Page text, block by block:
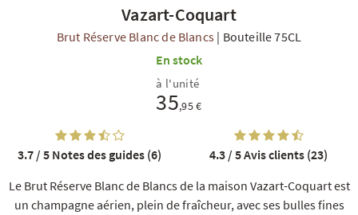
NOS COFFRETS DÉCOUVERTES NOS MEILLEURES VENTES
Vazart-Coquart
Brut Réserve Blanc de Blancs | Bouteille 75CL
En stock
Le Brut Réserve Blanc de Blancs de la maison Vazart-Coquart est
un champagne aérien, plein de fraîcheur, avec ses bulles fines
à l'unité
35,95 €
3.7 / 5 Notes des guides (6) 4.3 / 5Avis clients (23)